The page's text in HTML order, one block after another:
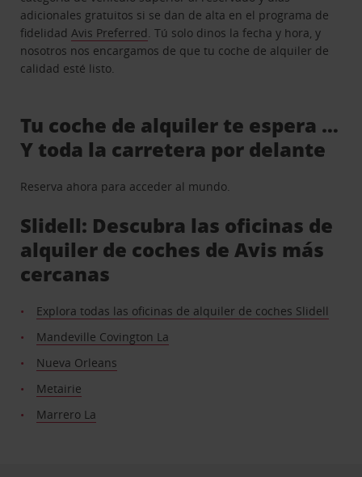
adicionales gratuitos si se dan de alta en el programa de
fidelidadAvis Preferred. Tú solo dinos la fecha y hora, y
nosotros nos encargamos de que tu coche de alquiler de
calidad esté listo.
Tu coche de alquiler te espera …
Y toda la carretera por delante
Reserva ahora para acceder al mundo.
Slidell: Descubra las oficinas de
alquiler de coches de Avis más
cercanas
Explora todas las oficinas de alquiler de coches Slidell
Mandeville Covington La
Nueva Orleans
Metairie
Marrero La